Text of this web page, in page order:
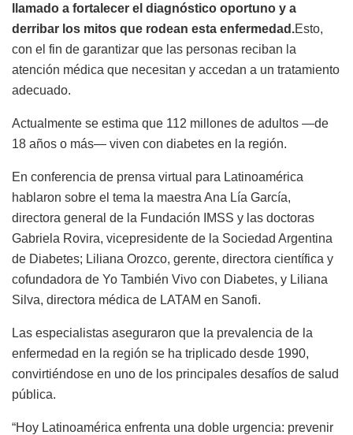
llamado a fortalecer el diagnóstico oportuno y a
derribar los mitos que rodean esta enfermedad.Esto,
con el fin de garantizar que las personas reciban la
atención médica que necesitan y accedan a un tratamiento
adecuado.
Actualmente se estima que 112 millones de adultos —de
18 años o más— viven con diabetes en la región.
En conferencia de prensa virtual para Latinoamérica
hablaron sobre el tema la maestra Ana Lía García,
directora general de la Fundación IMSS y las doctoras
Gabriela Rovira, vicepresidente de la Sociedad Argentina
de Diabetes; Liliana Orozco, gerente, directora científica y
cofundadora de Yo También Vivo con Diabetes, y Liliana
Silva, directora médica de LATAM en Sanofi.
Las especialistas aseguraron que la prevalencia de la
enfermedad en la región se ha triplicado desde 1990,
convirtiéndose en uno de los principales desafíos de salud
pública.
“Hoy Latinoamérica enfrenta una doble urgencia: prevenir